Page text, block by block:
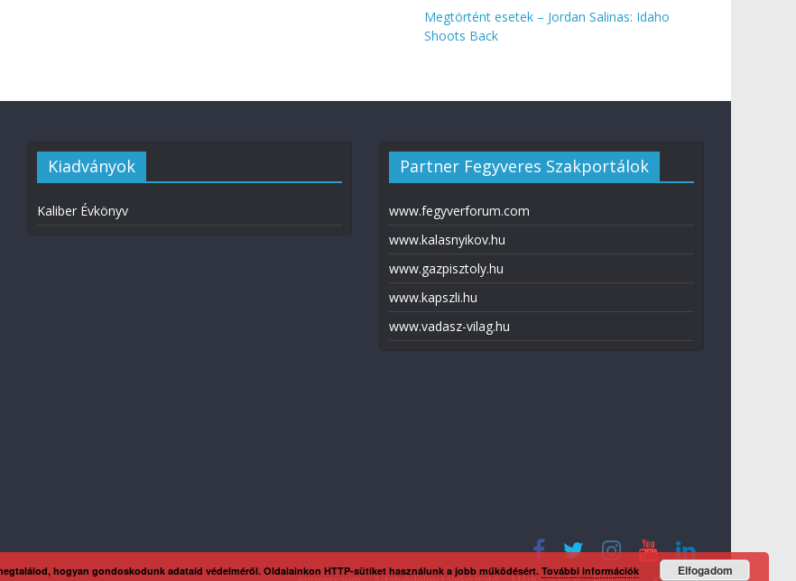
Megtörtént esetek – Jordan Salinas: Idaho
Shoots Back
Kiadványok
Kaliber Évkönyv
Partner Fegyveres Szakportálok
www.fegyverforum.com
www.kalasnyikov.hu
www.gazpisztoly.hu
www.kapszli.hu
www.vadasz-vilag.hu
hogyan gondoskodunk adataid védelméről. Oldalainkon HTTP-sütiket használunk a jobb működésért. További információk Elfogadom